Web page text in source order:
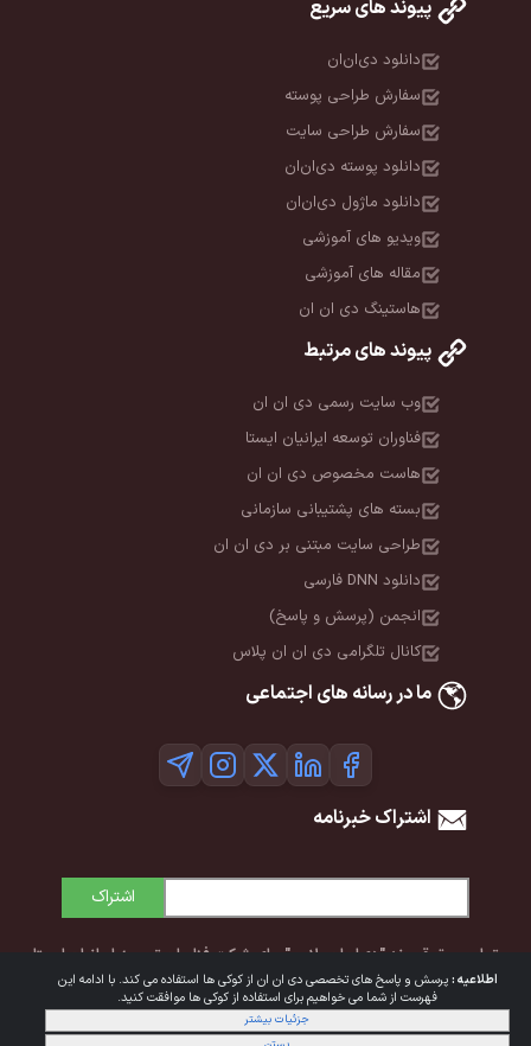
اطلاعیه :پرسش و پاسخ های تخصصی دی ان ان از کوکی ها استفاده می کند. با ادامه این
فهرست از شما می خواهیم برای استفاده از کوکی ها موافقت کنید.
جزئیات بیشتر
پیوند های سریع
دانلود دی‌ان‌ان
سفارش طراحی پوسته
سفارش طراحی سایت
دانلود پوسته دی‌ان‌ان
دانلود ماژول دی‌ان‌ان
ویدیو های آموزشی
مقاله های آموزشی
هاستینگ دی ان ان
پیوند های مرتبط
وب سایت رسمی دی ان ان
فناوران توسعه ایرانیان ایستا
هاست مخصوص دی ان ان
بسته های پشتیبانی سازمانی
طراحی سایت مبتنی بر دی ان ان
دانلود DNN فارسی
انجمن (پرسش و پاسخ)
کانال تلگرامی دی ان ان پلاس
ما در رسانه های اجتماعی
اشتراک خبرنامه
اشتراک
تمامی حقوق برند "دی‌ان‌ان پلاس" برای شرکت فناوران توسعه ایرانیان ایستا
محفوظ است. © 1392-1405
شرایط استفاده|حریم خصوصی